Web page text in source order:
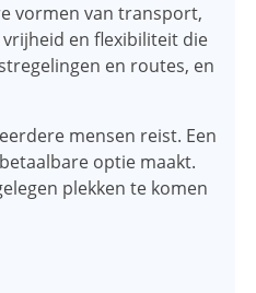
vormen van transport,
en flexibiliteit die
en routes, en
mensen reist. Een
optie maakt.
plekken te komen